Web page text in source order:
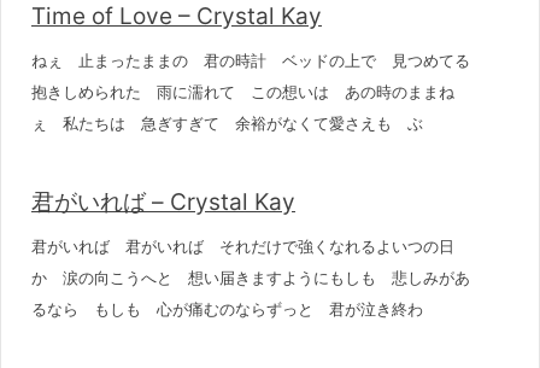
Time of Love – Crystal Kay
ねぇ 止まったままの 君の時計 ベッドの上で 見つめてる
抱きしめられた 雨に濡れて この想いは あの時のままね
ぇ 私たちは 急ぎすぎて 余裕がなくて愛さえも ぶ
君がいれば – Crystal Kay
君がいれば 君がいれば それだけで強くなれるよいつの日
か 涙の向こうへと 想い届きますようにもしも 悲しみがあ
るなら もしも 心が痛むのならずっと 君が泣き終わ